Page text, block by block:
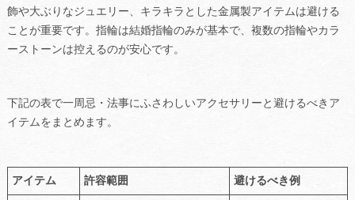
飾や大ぶりなジュエリー、キラキラとした金属製アイテムは避ける
ことが重要です。指輪は結婚指輪のみが基本で、複数の指輪やカラ
ーストーンは控えるのが安心です。
下記の表で一周忌・法事にふさわしいアクセサリーと避けるべきア
イテムをまとめます。
アイテム 許容範囲 避けるべき例